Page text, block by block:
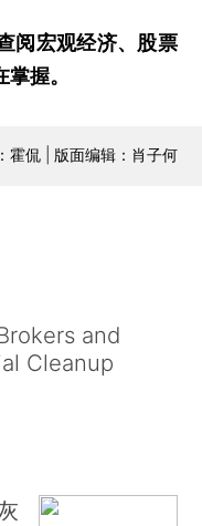
阅宏观经济、股票
握。
霍侃 | 版面编辑：肖子何
and
Cleanup